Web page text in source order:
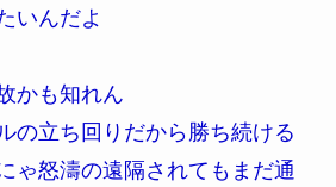
いんだよ
かも知れん
の立ち回りだから勝ち続ける
ゃ怒濤の遠隔されてもまだ通